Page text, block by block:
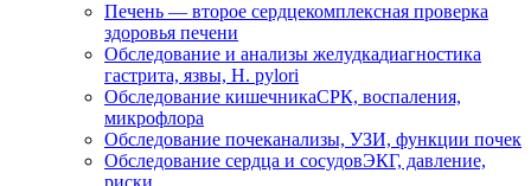
Печень — второе сердцекомплексная проверка
здоровья печени
Обследование и анализы желудкадиагностика
гастрита, язвы, H. pylori
Обследование кишечникаСРК, воспаления,
микрофлора
Обследование почеканализы, УЗИ, функции почек
Обследование сердца и сосудовЭКГ, давление,